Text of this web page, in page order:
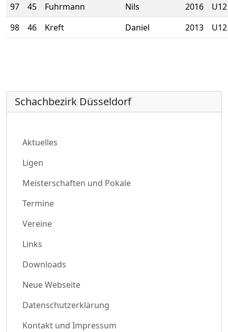
97
45 Fuhrmann Nils 2016
U12
98
46 Kreft Daniel 2013 U12
Schachbezirk Düsseldorf
Aktuelles
Ligen
Meisterschaften und Pokale
Termine
Vereine
Links
Downloads
Neue Webseite
Datenschutzerklärung
Kontakt und Impressum